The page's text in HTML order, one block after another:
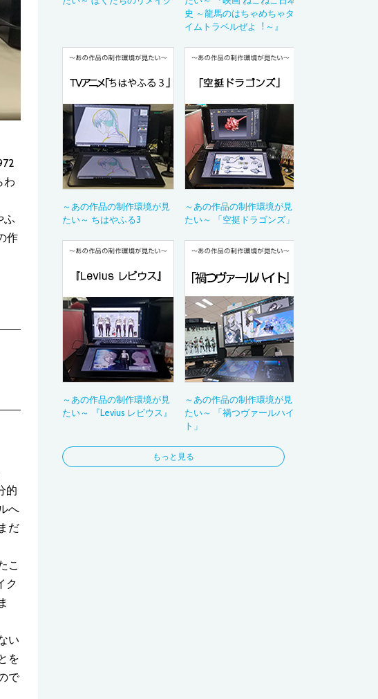
わ
ふ
作
的
へ
だ
こ
ク
い
を
で
史 ～龍馬のはちゃめちゃタ
イムトラベルぜよ︕～』
～あの作品の制作環境が見
たい～ ちはやふる3
～あの作品の制作環境が見
たい～ 「空挺ドラゴンズ」
～あの作品の制作環境が見
たい～ 『Levius レビウス』
～あの作品の制作環境が見
たい～ 「禍つヴァールハイ
ト」
もっと見る